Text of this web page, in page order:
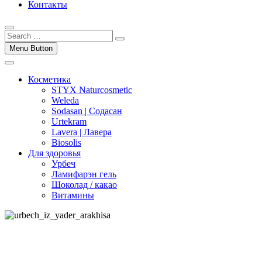
Контакты
Menu Button
Косметика
STYX Naturcosmetic
Weleda
Sodasan | Содасан
Urtekram
Lavera | Лавера
Biosolis
Для здоровья
Урбеч
Ламифарэн гель
Шоколад / какао
Витамины